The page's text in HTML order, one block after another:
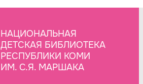
НАЦИОНАЛЬНАЯ
ДЕТСКАЯ БИБЛИОТЕКА
РЕСПУБЛИКИ КОМИ
ИМ. С.Я. МАРШАКА